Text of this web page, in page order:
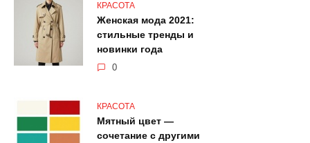
КРАСОТА
Женская мода 2021:
стильные тренды и
новинки года
0
КРАСОТА
Мятный цвет —
сочетание с другими